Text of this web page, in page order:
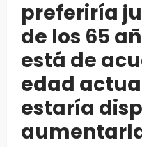
preferiría
de los 65
está de
edad
estaría